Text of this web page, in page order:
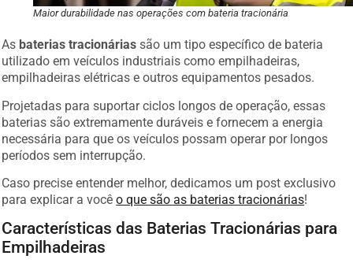
Maior durabilidade nas operações com bateria tracionária
As baterias tracionárias são um tipo específico de bateria
utilizado em veículos industriais como empilhadeiras,
empilhadeiras elétricas e outros equipamentos pesados.
Projetadas para suportar ciclos longos de operação, essas
baterias são extremamente duráveis e fornecem a energia
necessária para que os veículos possam operar por longos
períodos sem interrupção.
Caso precise entender melhor, dedicamos um post exclusivo
para explicar a você o que são as baterias tracionárias!
Características das Baterias Tracionárias para
Empilhadeiras